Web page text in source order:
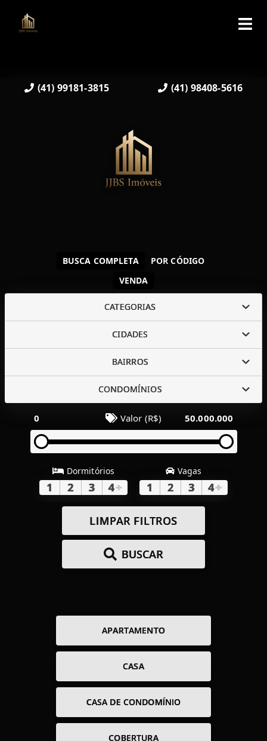
(41) 99181-3815 (41) 98408-5616
VENDA
BUSCA COMPLETA POR CÓDIGO
CATEGORIAS
CIDADES
BAIRROS
CONDOMÍNIOS
0 Valor (R$) 50.000.000
Dormitórios
1 2 3 4+
Vagas
1 2 3 4+
LIMPAR FILTROS
BUSCAR
APARTAMENTO
CASA
CASA DE CONDOMÍNIO
COBERTURA